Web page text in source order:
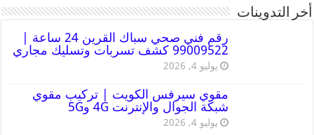
أخر التدوينات
رقم فني صحي سباك القرين 24 ساعة |
99009522 كشف تسربات وتسليك مجاري
يوليو 4, 2026
مقوي سيرفس الكويت | تركيب مقوي
شبكة الجوال والإنترنت 4G و5G
يوليو 4, 2026